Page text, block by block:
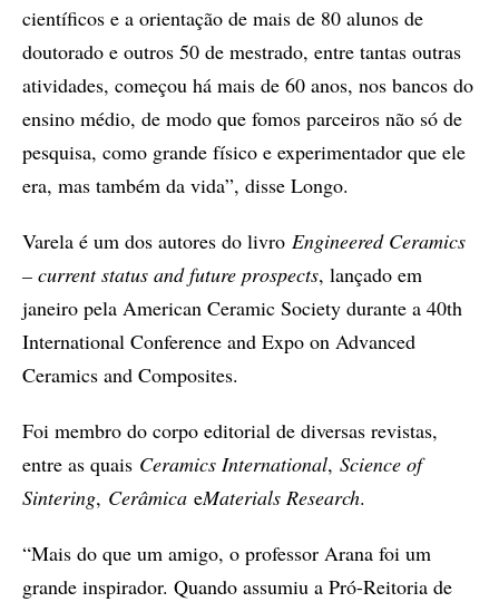
científicos e a orientação de mais de 80 alunos de
doutorado e outros 50 de mestrado, entre tantas outras
atividades, começou há mais de 60 anos, nos bancos do
ensino médio, de modo que fomos parceiros não só de
pesquisa, como grande físico e experimentador que ele
era, mas também da vida”, disse Longo.
Varela é um dos autores do livro Engineered Ceramics
– current status and future prospects, lançado em
janeiro pela American Ceramic Society durante a 40th
International Conference and Expo on Advanced
Ceramics and Composites.
Foi membro do corpo editorial de diversas revistas,
entre as quais Ceramics International, Science of
Sintering, Cerâmica eMaterials Research.
“Mais do que um amigo, o professor Arana foi um
grande inspirador. Quando assumiu a Pró-Reitoria de